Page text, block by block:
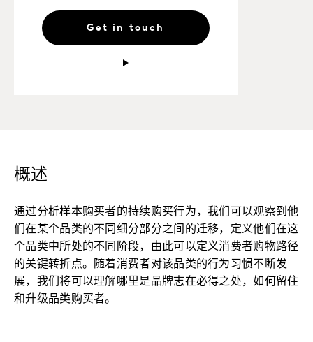
Get in touch
概述
通过分析样本购买者的持续购买行为，我们可以观察到他
们在某个品类的不同细分部分之间的迁移，定义他们在这
个品类中所处的不同阶段，由此可以定义消费者购物路径
的关键转折点。随着消费者对该品类的行为习惯不断发
展，我们将可以理解哪里是品牌志在必得之处，如何留住
和升级品类购买者。